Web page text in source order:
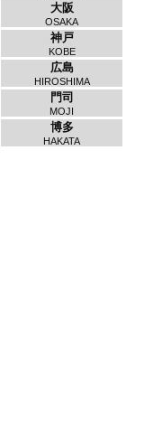
大阪
OSAKA
神戸
KOBE
広島
HIROSHIMA
門司
MOJI
博多
HAKATA